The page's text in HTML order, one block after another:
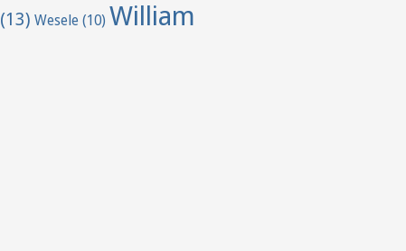
(13) Wesele (10) William